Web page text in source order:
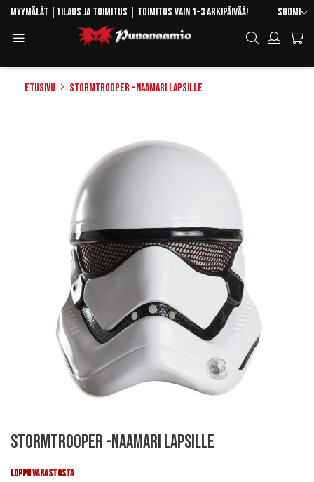
Skip
Content
Kieli
Suomi
Myymälät Tilaus ja toimitus | Toimitus vain 1-3 arkipäivää!
Hae
Etusivu Stormtrooper -naamari lapsille
to
beginning
Stormtrooper -naamari lapsille
LOPPU VARASTOSTA